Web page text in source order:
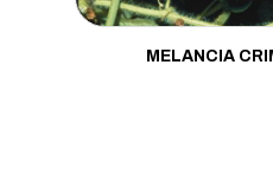
Porta Enxerto
MELANCIA